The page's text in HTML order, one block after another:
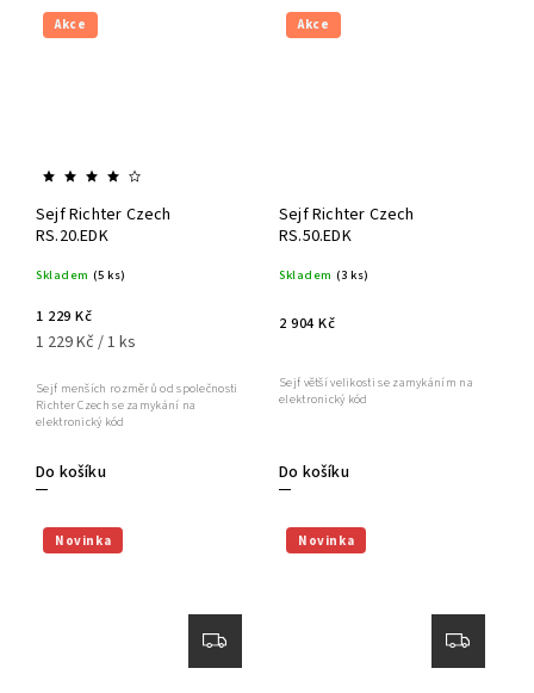
Akce
Sejf Richter Czech
RS.20.EDK
Skladem (5 ks)
1 229 Kč
1 229 Kč / 1 ks
Do košíku
Sejf menších rozměrů od společnosti
Richter Czech se zamykání na
elektronický kód
Akce
Sejf Richter Czech
RS.50.EDK
Skladem (3 ks)
2 904 Kč
Do košíku
Sejf větší velikosti se zamykáním na
elektronický kód
Novinka Novinka